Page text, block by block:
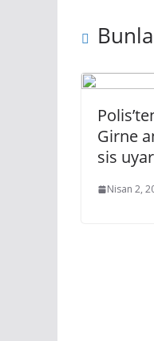
Girne
sis
Nisan 2,